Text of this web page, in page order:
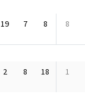
19 7 8 8
2 8 18 1